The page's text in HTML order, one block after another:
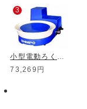
3
小型電動ろくろ RK-5T
73,269円